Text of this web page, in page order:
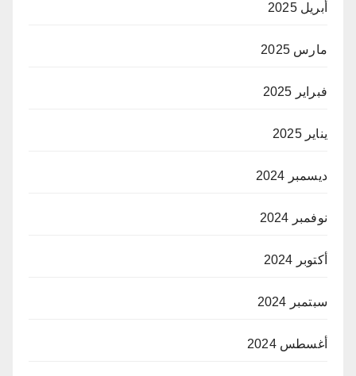
أبريل 2025
مارس 2025
فبراير 2025
يناير 2025
ديسمبر 2024
نوفمبر 2024
أكتوبر 2024
سبتمبر 2024
أغسطس 2024